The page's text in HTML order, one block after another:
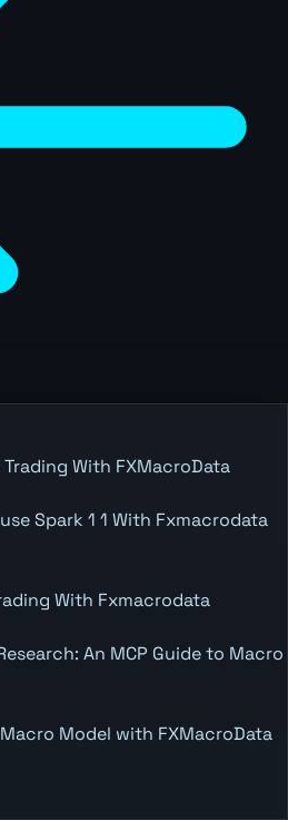
With FXMacroData
Spark 1 1 With Fxmacrodata
With Fxmacrodata
An MCP Guide to Macro
Model with FXMacroData